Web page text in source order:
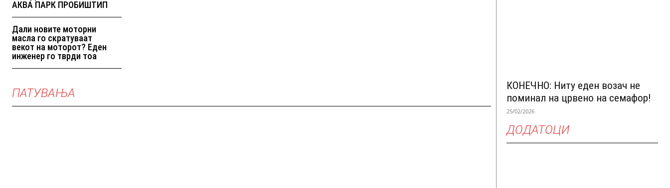
АКВА ПАРК ПРОБИШТИП
Дали новите моторни
масла го скратуваат
векот на моторот? Еден
инженер го тврди тоа
ПАТУВАЊА
КОНЕЧНО: Ниту еден возач не
поминал на црвено на семафор!
25/02/2026
ДОДАТОЦИ